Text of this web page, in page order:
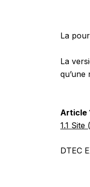
La
La
Article
1.1 Site
DTEC